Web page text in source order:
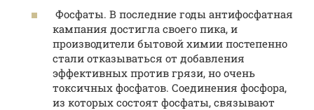
Фосфаты. В последние годы антифосфатная
кампания достигла своего пика, и
производители бытовой химии постепенно
стали отказываться от добавления
эффективных против грязи, но очень
токсичных фосфатов. Соединения фосфора,
из которых состоят фосфаты, связывают